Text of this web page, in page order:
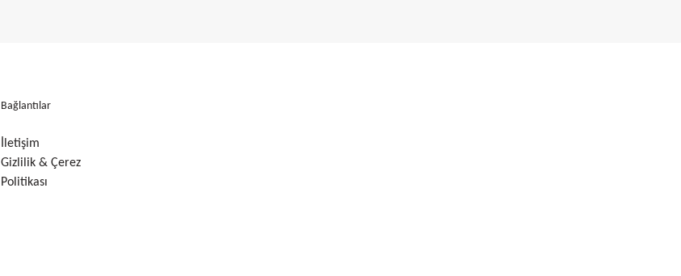
Bağlantılar
İletişim
Gizlilik & Çerez
Politikası